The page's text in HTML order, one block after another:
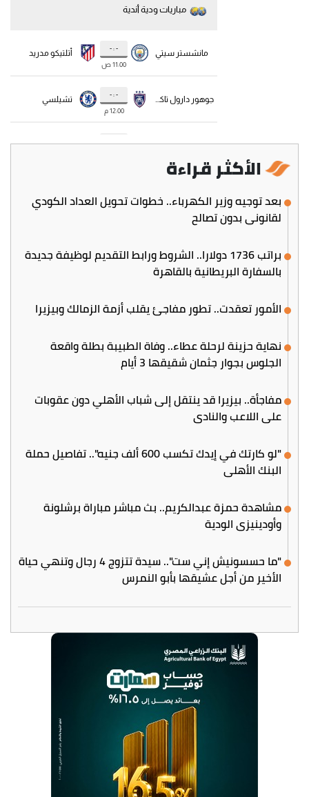
الأكثر قراءة
بعد توجيه وزير الكهرباء.. خطوات تحويل العداد الكودي
لقانوني بدون تصالح
براتب 1736 دولارا.. الشروط ورابط التقديم لوظيفة جديدة
بالسفارة البريطانية بالقاهرة
الأمور تعقدت.. تطور مفاجئ يقلب أزمة الزمالك وبيزيرا
نهاية حزينة لرحلة عطاء.. وفاة الطبيبة بطلة واقعة
الجلوس بجوار جثمان شقيقها 3 أيام
مفاجأة.. بيزيرا قد ينتقل إلى شباب الأهلي دون عقوبات
على اللاعب والنادي
"لو كارتك في إيدك تكسب 600 ألف جنيه".. تفاصيل حملة
البنك الأهلي
مشاهدة حمزة عبدالكريم.. بث مباشر مباراة برشلونة
وأودينيزي الودية
"ما حسسونيش إني ست".. سيدة تتزوج 4 رجال وتنهي حياة
الأخير من أجل عشيقها بأبو النمرس